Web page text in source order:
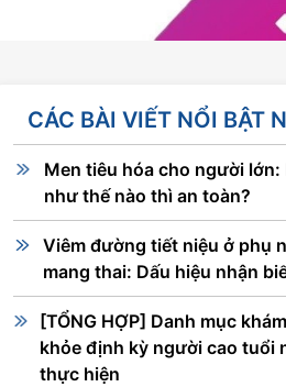
CÁC BÀI VIẾT NỔI BẬT
Men tiêu hóa cho người lớn:
như thế nào thì an toàn?
Viêm đường tiết niệu ở phụ
mang thai: Dấu hiệu nhận
[TỔNG HỢP] Danh mục
khỏe định kỳ người cao tuổi
thực hiện